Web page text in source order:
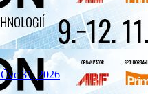
Čvc 31, 2026